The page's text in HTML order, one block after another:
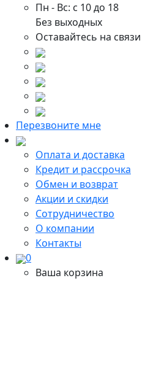
Пн - Вс: с 10 до 18
Без выходных
Оставайтесь на связи
Перезвоните мне
Оплата и доставка
Кредит и рассрочка
Обмен и возврат
Акции и скидки
Сотрудничество
О компании
Контакты
0
Ваша корзина